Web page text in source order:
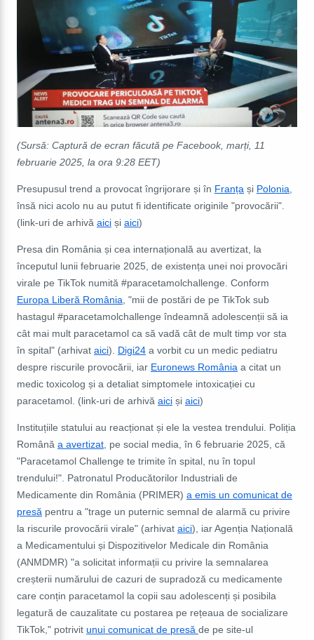
(Sursă: Captură de ecran făcută pe Facebook, marți, 11
februarie 2025, la ora 9:28 EET)
Presupusul trend a provocat îngrijorare și în Franța și Polonia
însă nici acolo nu au putut fi identificate originile "provocării".
(link-uri de arhivă aici și aici)
Presa din România și cea internațională au avertizat, la
începutul lunii februarie 2025, de existența unei noi provocări
virale pe TikTok numită #paracetamolchallenge. Conform
Europa Liberă România , "mii de postări de pe TikTok sub
hastagul #paracetamolchallenge îndeamnă adolescenții să ia
cât mai mult paracetamol ca să vadă cât de mult timp vor sta
în spital" (arhivat aici). Digi24 a vorbit cu un medic pediatru
despre riscurile provocării, iar Euronews România a citat un
medic toxicolog și a detaliat simptomele intoxicației cu
paracetamol. (link-uri de arhivă aici și aici)
Instituțiile statului au reacționat și ele la vestea trendului. Poliția
Română a avertizat , pe social media, în 6 februarie 2025, că
"Paracetamol Challenge te trimite în spital, nu în topul
trendului!". Patronatul Producătorilor Industriali de
Medicamente din România (PRIMER) a emis un comunicat de
presă pentru a "trage un puternic semnal de alarmă cu privire
la riscurile provocării virale" (arhivat aici), iar Agenția Națională
a Medicamentului și Dispozitivelor Medicale din România
(ANMDMR) "a solicitat informații cu privire la semnalarea
creșterii numărului de cazuri de supradoză cu medicamente
care conțin paracetamol la copii sau adolescenți și posibila
legatură de cauzalitate cu postarea pe rețeaua de socializare
TikTok," potrivit unui comunicat de presă de pe site-ul